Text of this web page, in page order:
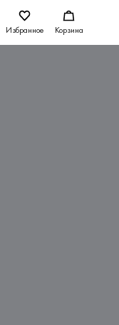
Избранное Корзина